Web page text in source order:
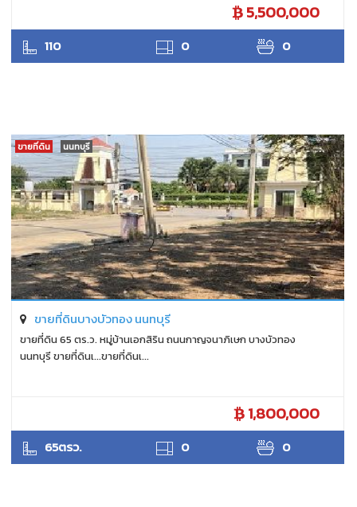
5,500,000
110 0 0
ANTPUNYAPA
ขายที่ดิน นนทบุรี
ขายที่ดินบางบัวทอง นนทบุรี
ขายที่ดิน 65 ตร.ว. หมู่บ้านเอกสิริน ถนนกาญจนาภิเษก บางบัวทอง
นนทบุรี ขายที่ดินเ...ขายที่ดินเ...
1,800,000
65ตรว. 0 0
ANTPUNYAPA